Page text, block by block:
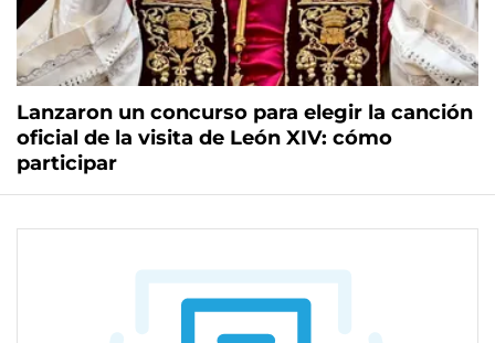
Lanzaron un concurso para elegir la canción
oficial de la visita de León XIV: cómo
participar